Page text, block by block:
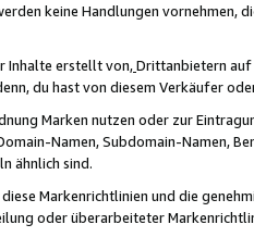
keine Handlungen vornehmen,
Inhalte erstellt von,Drittanbietern auf
du hast von diesem Verkäufer
Marken nutzen oder zur
Namen, Subdomain-Namen,
ähnlich sind.
Markenrichtlinien und die
oder überarbeiteter